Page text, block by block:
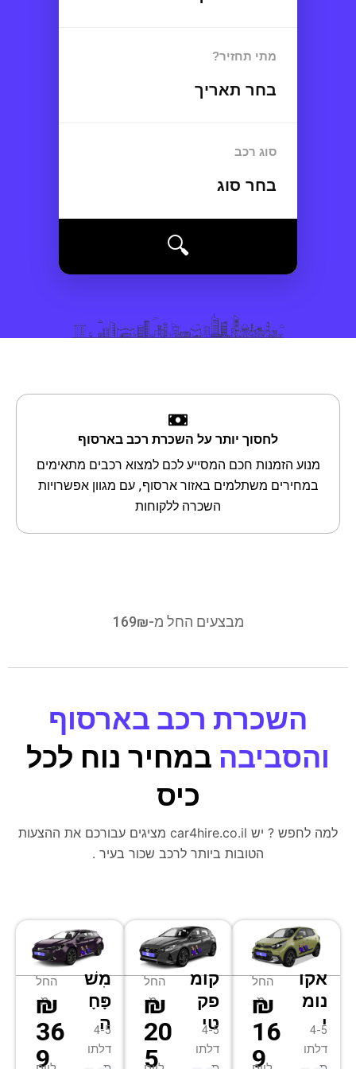
מתי תחזיר?
בחר תאריך
סוג רכב
בחר סוג
🔍
לחסוך יותר על השכרת רכב בארסוף
מנוע הזמנות חכם המסייע לכם למצוא רכבים מתאימים
במחירים משתלמים באזור ארסוף, עם מגוון אפשרויות
השכרה ללקוחות
מבצעים החל מ-169₪
השכרת רכב בארסוף
והסביבה במחיר נוח לכל
כיס
למה לחפש ? יש car4hire.co.il מציגים עבורכם את ההצעות
הטובות ביותר לרכב שכור בעיר .
אקו
נומ
י
4-5
דלתו
החל
מ-
₪
16
9
קומ
פק
טי
4-5
דלתו
החל
מ-
₪
20
5
מִשׁ
פָּחָ
ה
4-5
דלתו
החל
מ-
₪
36
9